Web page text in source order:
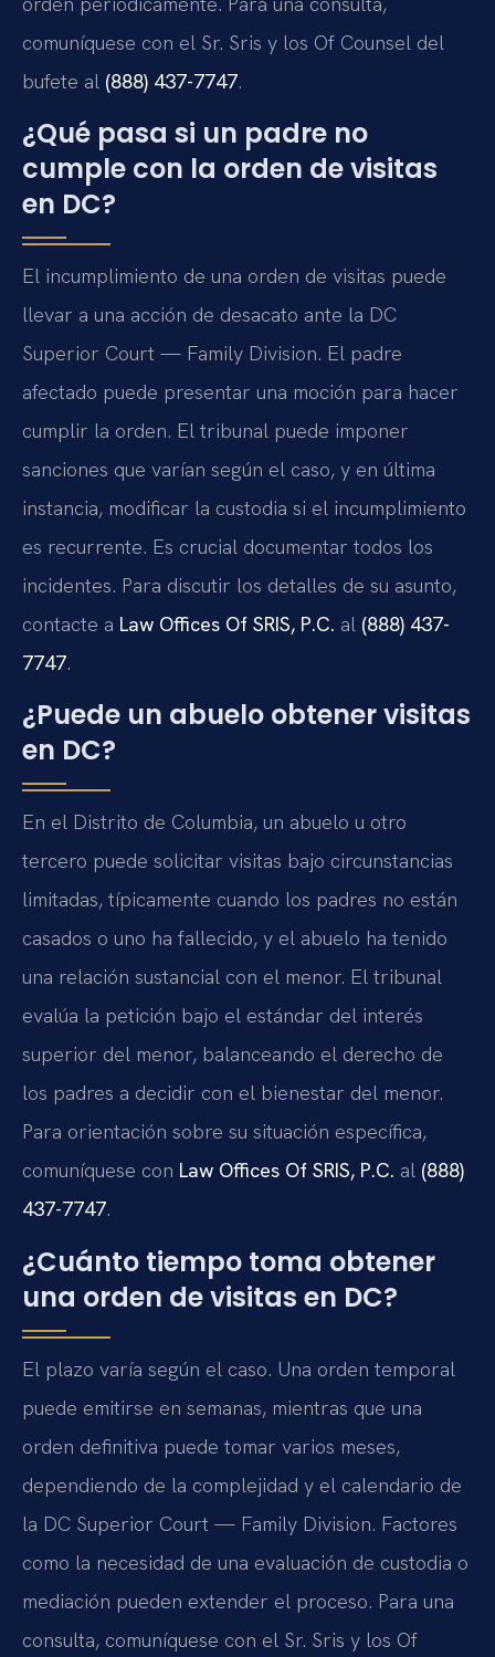
comuníquese con el Sr. Sris y los Of Counsel del
bufete al (888) 437-7747.
¿Qué pasa si un padre no
cumple con la orden de visitas
en DC?
El incumplimiento de una orden de visitas puede
llevar a una acción de desacato ante la DC
Superior Court — Family Division. El padre
afectado puede presentar una moción para hacer
cumplir la orden. El tribunal puede imponer
sanciones que varían según el caso, y en última
instancia, modificar la custodia si el incumplimiento
es recurrente. Es crucial documentar todos los
incidentes. Para discutir los detalles de su asunto,
contacte a Law Offices Of SRIS, P.C. al (888) 437-
7747.
¿Puede un abuelo obtener visitas
en DC?
En el Distrito de Columbia, un abuelo u otro
tercero puede solicitar visitas bajo circunstancias
limitadas, típicamente cuando los padres no están
casados o uno ha fallecido, y el abuelo ha tenido
una relación sustancial con el menor. El tribunal
evalúa la petición bajo el estándar del interés
superior del menor, balanceando el derecho de
los padres a decidir con el bienestar del menor.
Para orientación sobre su situación específica,
comuníquese con Law Offices Of SRIS, P.C. al (888)
437-7747.
¿Cuánto tiempo toma obtener
una orden de visitas en DC?
El plazo varía según el caso. Una orden temporal
puede emitirse en semanas, mientras que una
orden definitiva puede tomar varios meses,
dependiendo de la complejidad y el calendario de
la DC Superior Court — Family Division. Factores
como la necesidad de una evaluación de custodia o
mediación pueden extender el proceso. Para una
consulta, comuníquese con el Sr. Sris y los Of